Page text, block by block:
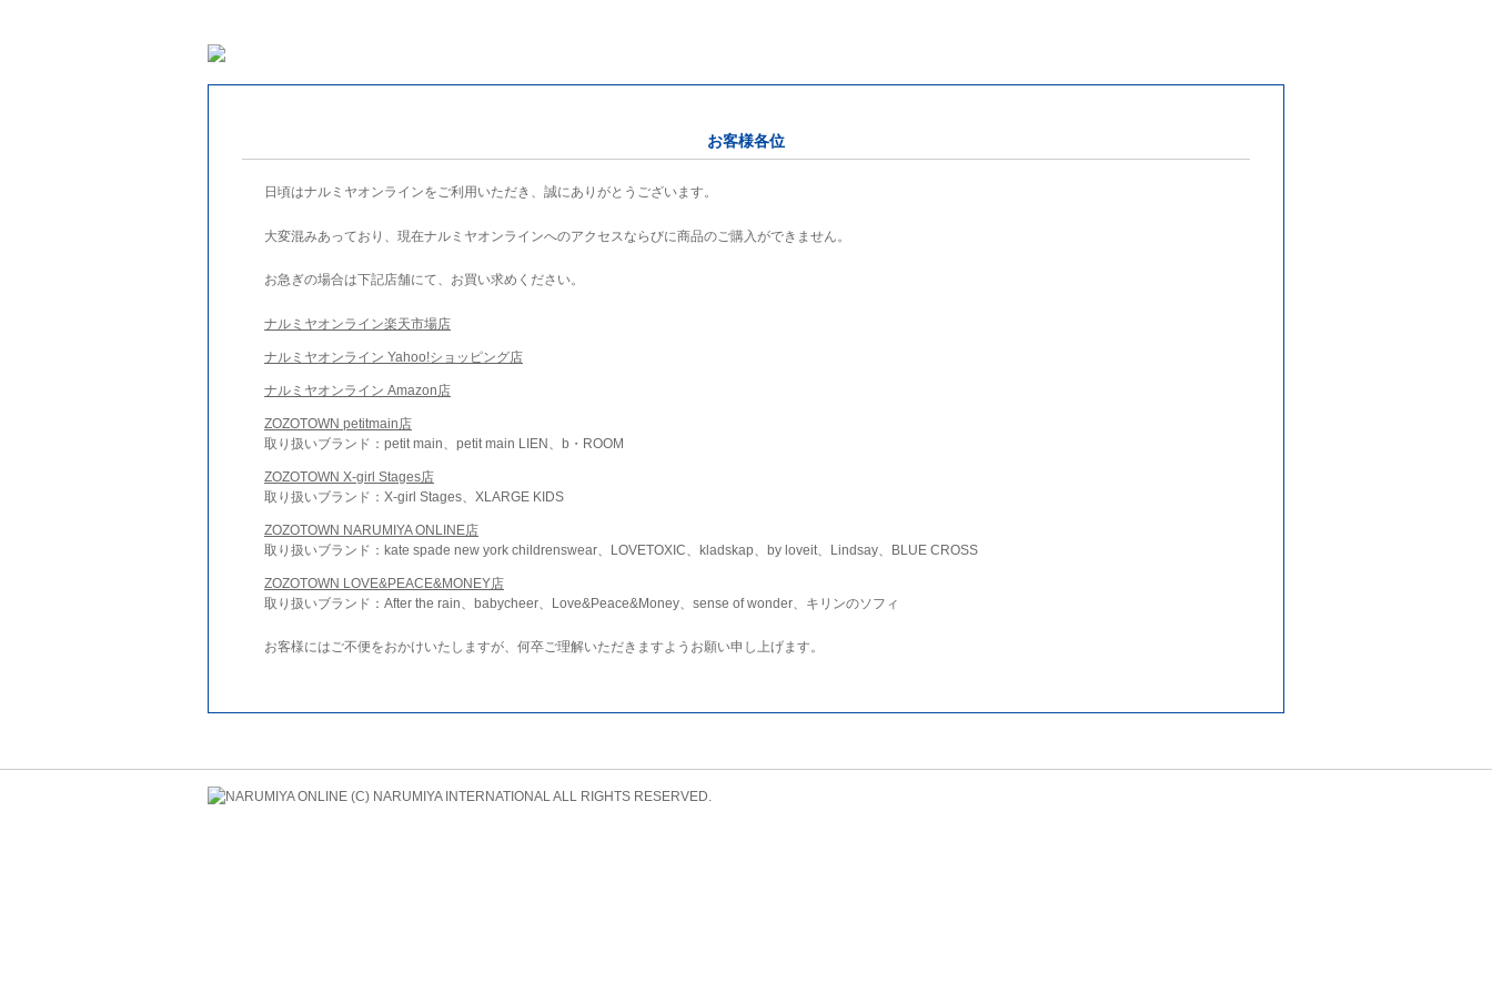
お客様各位
日頃はナルミヤオンラインをご利用いただき、誠にありがとうございます。
大変混みあっており、現在ナルミヤオンラインへのアクセスならびに商品のご購入ができません。
お急ぎの場合は下記店舗にて、お買い求めください。
ナルミヤオンライン楽天市場店
ナルミヤオンライン Yahoo!ショッピング店
ナルミヤオンライン Amazon店
ZOZOTOWN petitmain店
取り扱いブランド：petit main、petit main LIEN、b・ROOM
ZOZOTOWN X-girl Stages店
取り扱いブランド：X-girl Stages、XLARGE KIDS
ZOZOTOWN NARUMIYA ONLINE店
取り扱いブランド：kate spade new york childrenswear、LOVETOXIC、kladskap、by loveit、Lindsay、BLUE CROSS
ZOZOTOWN LOVE&PEACE&MONEY店
取り扱いブランド：After the rain、babycheer、Love&Peace&Money、sense of wonder、キリンのソフィ
お客様にはご不便をおかけいたしますが、何卒ご理解いただきますようお願い申し上げます。